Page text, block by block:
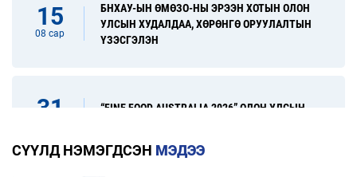
15
08 сар
БНХАУ-ЫН ӨМӨЗО-НЫ ЭРЭЭН ХОТЫН ОЛОН
УЛСЫН ХУДАЛДАА, ХӨРӨНГӨ ОРУУЛАЛТЫН
ҮЗЭСГЭЛЭН
31
“FINE FOOD AUSTRALIA 2026” ОЛОН УЛСЫН
СҮҮЛД НЭМЭГДСЭН МЭДЭЭ